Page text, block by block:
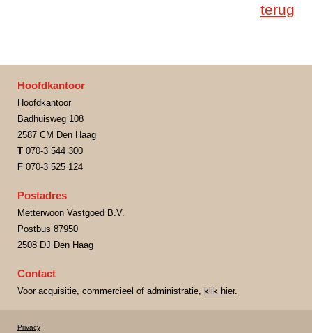
terug
Hoofdkantoor
Hoofdkantoor
Badhuisweg 108
2587 CM Den Haag
T 070-3 544 300
F 070-3 525 124
Postadres
Metterwoon Vastgoed B.V.
Postbus 87950
2508 DJ Den Haag
Contact
Voor acquisitie, commercieel of administratie, klik hier.
Privacy